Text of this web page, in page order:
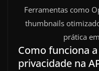
Ferramentas como
thumbnails
prática
Como funciona
privacidade na